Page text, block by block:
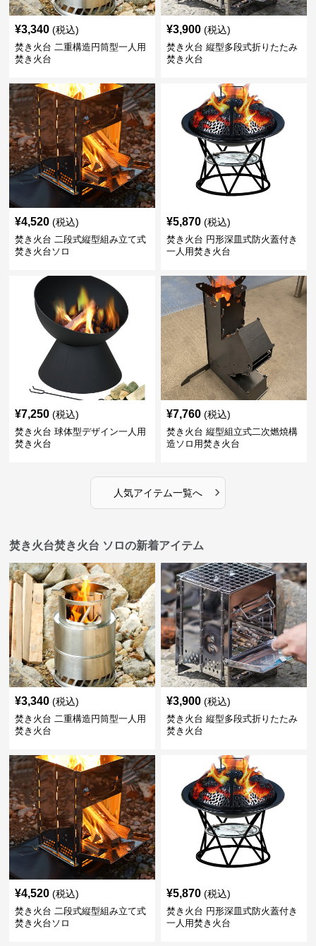
¥3,340 (税込)
焚き火台 二重構造円筒型一人用
焚き火台
¥3,900 (税込)
焚き火台 縦型多段式折りたたみ
焚き火台
¥4,520 (税込)
焚き火台 二段式縦型組み立て式
焚き火台ソロ
¥5,870 (税込)
焚き火台 円形深皿式防火蓋付き
一人用焚き火台
¥7,250 (税込)
焚き火台 球体型デザイン一人用
焚き火台
¥7,760 (税込)
焚き火台 縦型組立式二次燃焼構
造ソロ用焚き火台
人気アイテム一覧へ ›
焚き火台焚き火台 ソロの新着アイテム
¥3,340 (税込)
焚き火台 二重構造円筒型一人用
焚き火台
¥3,900 (税込)
焚き火台 縦型多段式折りたたみ
焚き火台
¥4,520 (税込)
焚き火台 二段式縦型組み立て式
焚き火台ソロ
¥5,870 (税込)
焚き火台 円形深皿式防火蓋付き
一人用焚き火台